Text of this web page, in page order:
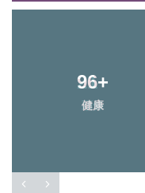
96+
健康
21+
頭條